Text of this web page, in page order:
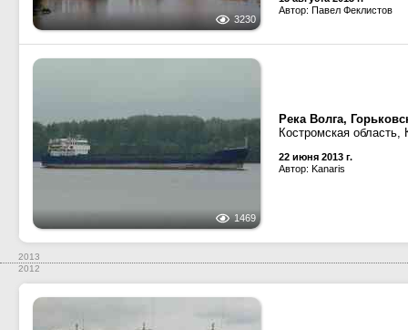
3230
Автор: Павел Феклистов
1469
Река Волга,
Костромская область,
22 июня 2013 г.
Автор: Kanaris
2013
2012